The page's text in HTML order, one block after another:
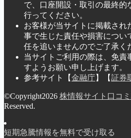
で、口座開設・取引の最終的
行ってください。
お客様が当サイトに掲載され
事で生じた責任や損害につい
任を追いませんのでご了承く
当サイトご利用の際は、免責
すようお願い申し上げます。
参考サイト【金融庁】【証券
©Copyright2026 株情報サイト口コ
Reserved.
短期急騰情報を無料で受け取る